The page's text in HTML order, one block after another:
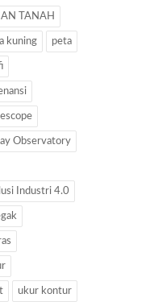
TANAH
kuning peta
Observatory
Industri 4.0
ukur kontur